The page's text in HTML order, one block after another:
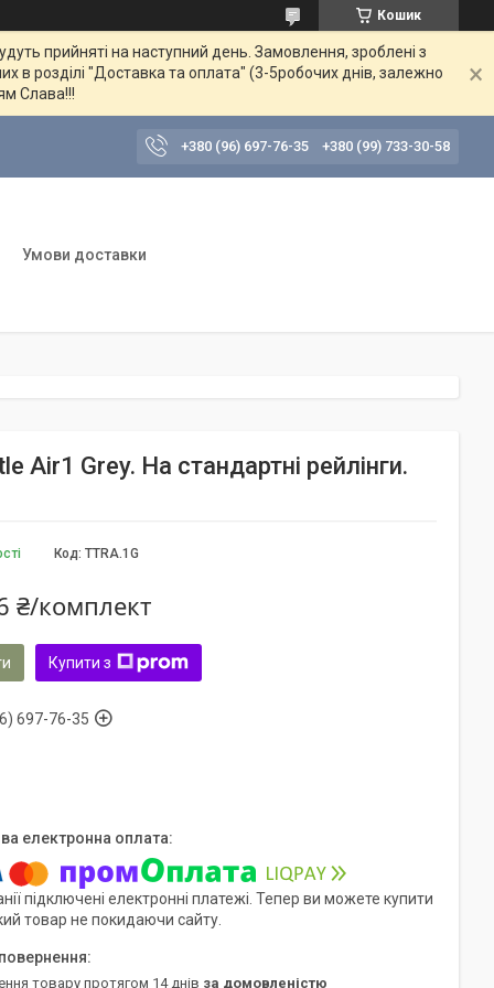
Кошик
прийняті на наступний день. Замовлення, зроблені з
в розділі "Доставка та оплата" (3-5робочих днів, залежно
Слава!!!
+380 (96) 697-76-35 +380 (99) 733-30-58
Умови доставки
Grey. На стандартні рейлінги.
Код: TTRA.1G
₴/комплект
Купити з
697-76-35
підключені електронні платежі. Тепер ви можете купити
товар не покидаючи сайту.
товару протягом 14 днів за домовленістю